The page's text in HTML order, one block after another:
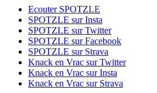
Ecouter SPOTZLE
SPOTZLE sur Insta
SPOTZLE sur Twitter
SPOTZLE sur Facebook
SPOTZLE sur Strava
Knack en Vrac sur Twitter
Knack en Vrac sur Insta
Knack en Vrac sur Strava